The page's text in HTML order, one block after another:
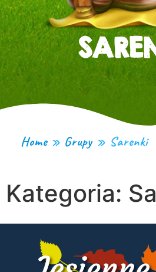
Home» Grupy» Sarenki
Kategoria: